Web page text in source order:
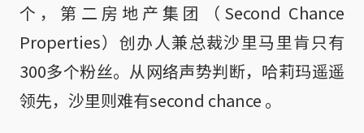
个，第二房地产集团（Second Chance
Properties）创办人兼总裁沙里马里肯只有
300多个粉丝。从网络声势判断，哈莉玛遥遥
领先，沙里则难有second chance 。